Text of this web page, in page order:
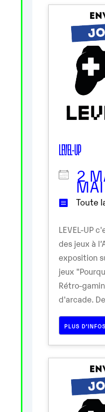
LEVEL-UP
2
Toute
LEVEL-UP
des jeux à
exposition
jeux
Rétro-
d'arcade.
PLUS D’INFOS